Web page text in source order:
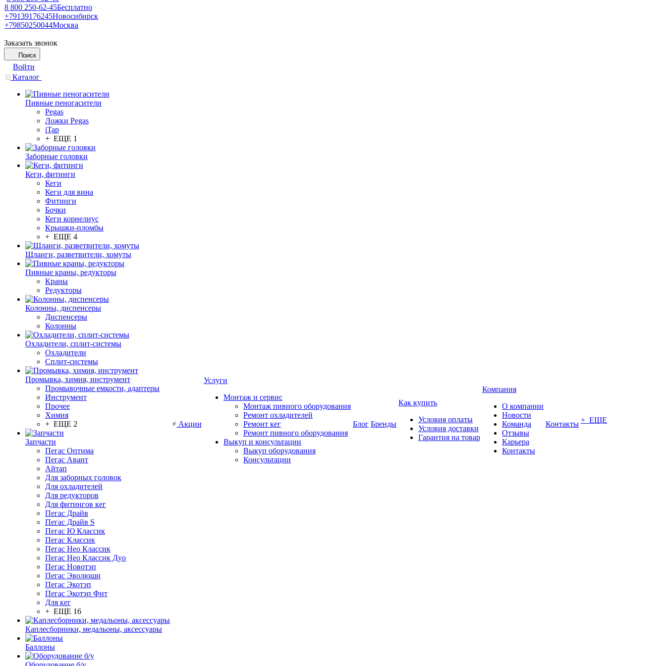
8 800 250-62-45Бесплатно
+79139176245Новосибирск
+79850250044Москва
Заказать звонок
Поиск
Войти
Каталог
Пивные пеногасители
Pegas
Ложки Pegas
iTap
+ ЕЩЕ 1
Заборные головки
Кеги, фитинги
Кеги
Кеги для вина
Фитинги
Бочки
Кеги корнелиус
Крышки-пломбы
+ ЕЩЕ 4
Шланги, разветвители, хомуты
Пивные краны, редукторы
Краны
Редукторы
Колонны, диспенсеры
Диспенсеры
Колонны
Охладители, сплит-системы
Охладители
Сплит-системы
Промывка, химия, инструмент
Промывочные емкости, адаптеры
Инструмент
Прочее
Химия
+ ЕЩЕ 2
Запчасти
Пегас Оптима
Пегас Авант
Айтап
Для заборных головок
Для охладителей
Для редукторов
Для фитингов кег
Пегас Драйв
Пегас Драйв S
Пегас Ю Классик
Пегас Классик
Пегас Нео Классик
Пегас Нео Классик Дуо
Пегас Новотэп
Пегас Эволюшн
Пегас Экотэп
Пегас Экотэп Фит
Для кег
+ ЕЩЕ 16
Каплесборники, медальоны, аксессуары
Баллоны
Акции
Услуги
Монтаж и сервис
Монтаж пивного оборудования
Ремонт охладителей
Ремонт кег
Ремонт пивного оборудования
Выкуп и консультации
Выкуп оборудования
Консультации
Блог Бренды
Как купить
Условия оплаты
Условия доставки
Гарантия на товар
Компания
О компании
Новости
Команда
Отзывы
Карьера
Контакты
Контакты + ЕЩЕ